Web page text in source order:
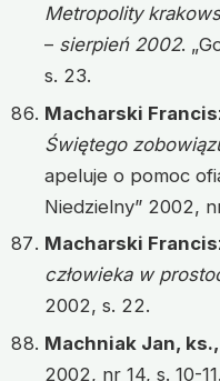
Metropolity
– sierpień 2002.
s. 23.
Macharski
Świętego
apeluje o pomoc
Niedzielny” 2002,
Macharski
człowieka w
2002, s. 22.
Machniak Jan, ks.,
2002, nr 14, s. 10-11.